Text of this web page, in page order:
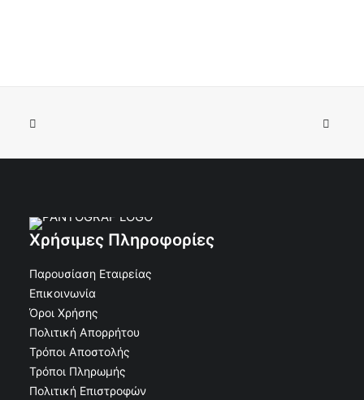
Χρήσιμες Πληροφορίες
Παρουσίαση Εταιρείας
Επικοινωνία
Όροι Χρήσης
Πολιτική Απορρήτου
Τρόποι Αποστολής
Τρόποι Πληρωμής
Πολιτική Επιστροφών